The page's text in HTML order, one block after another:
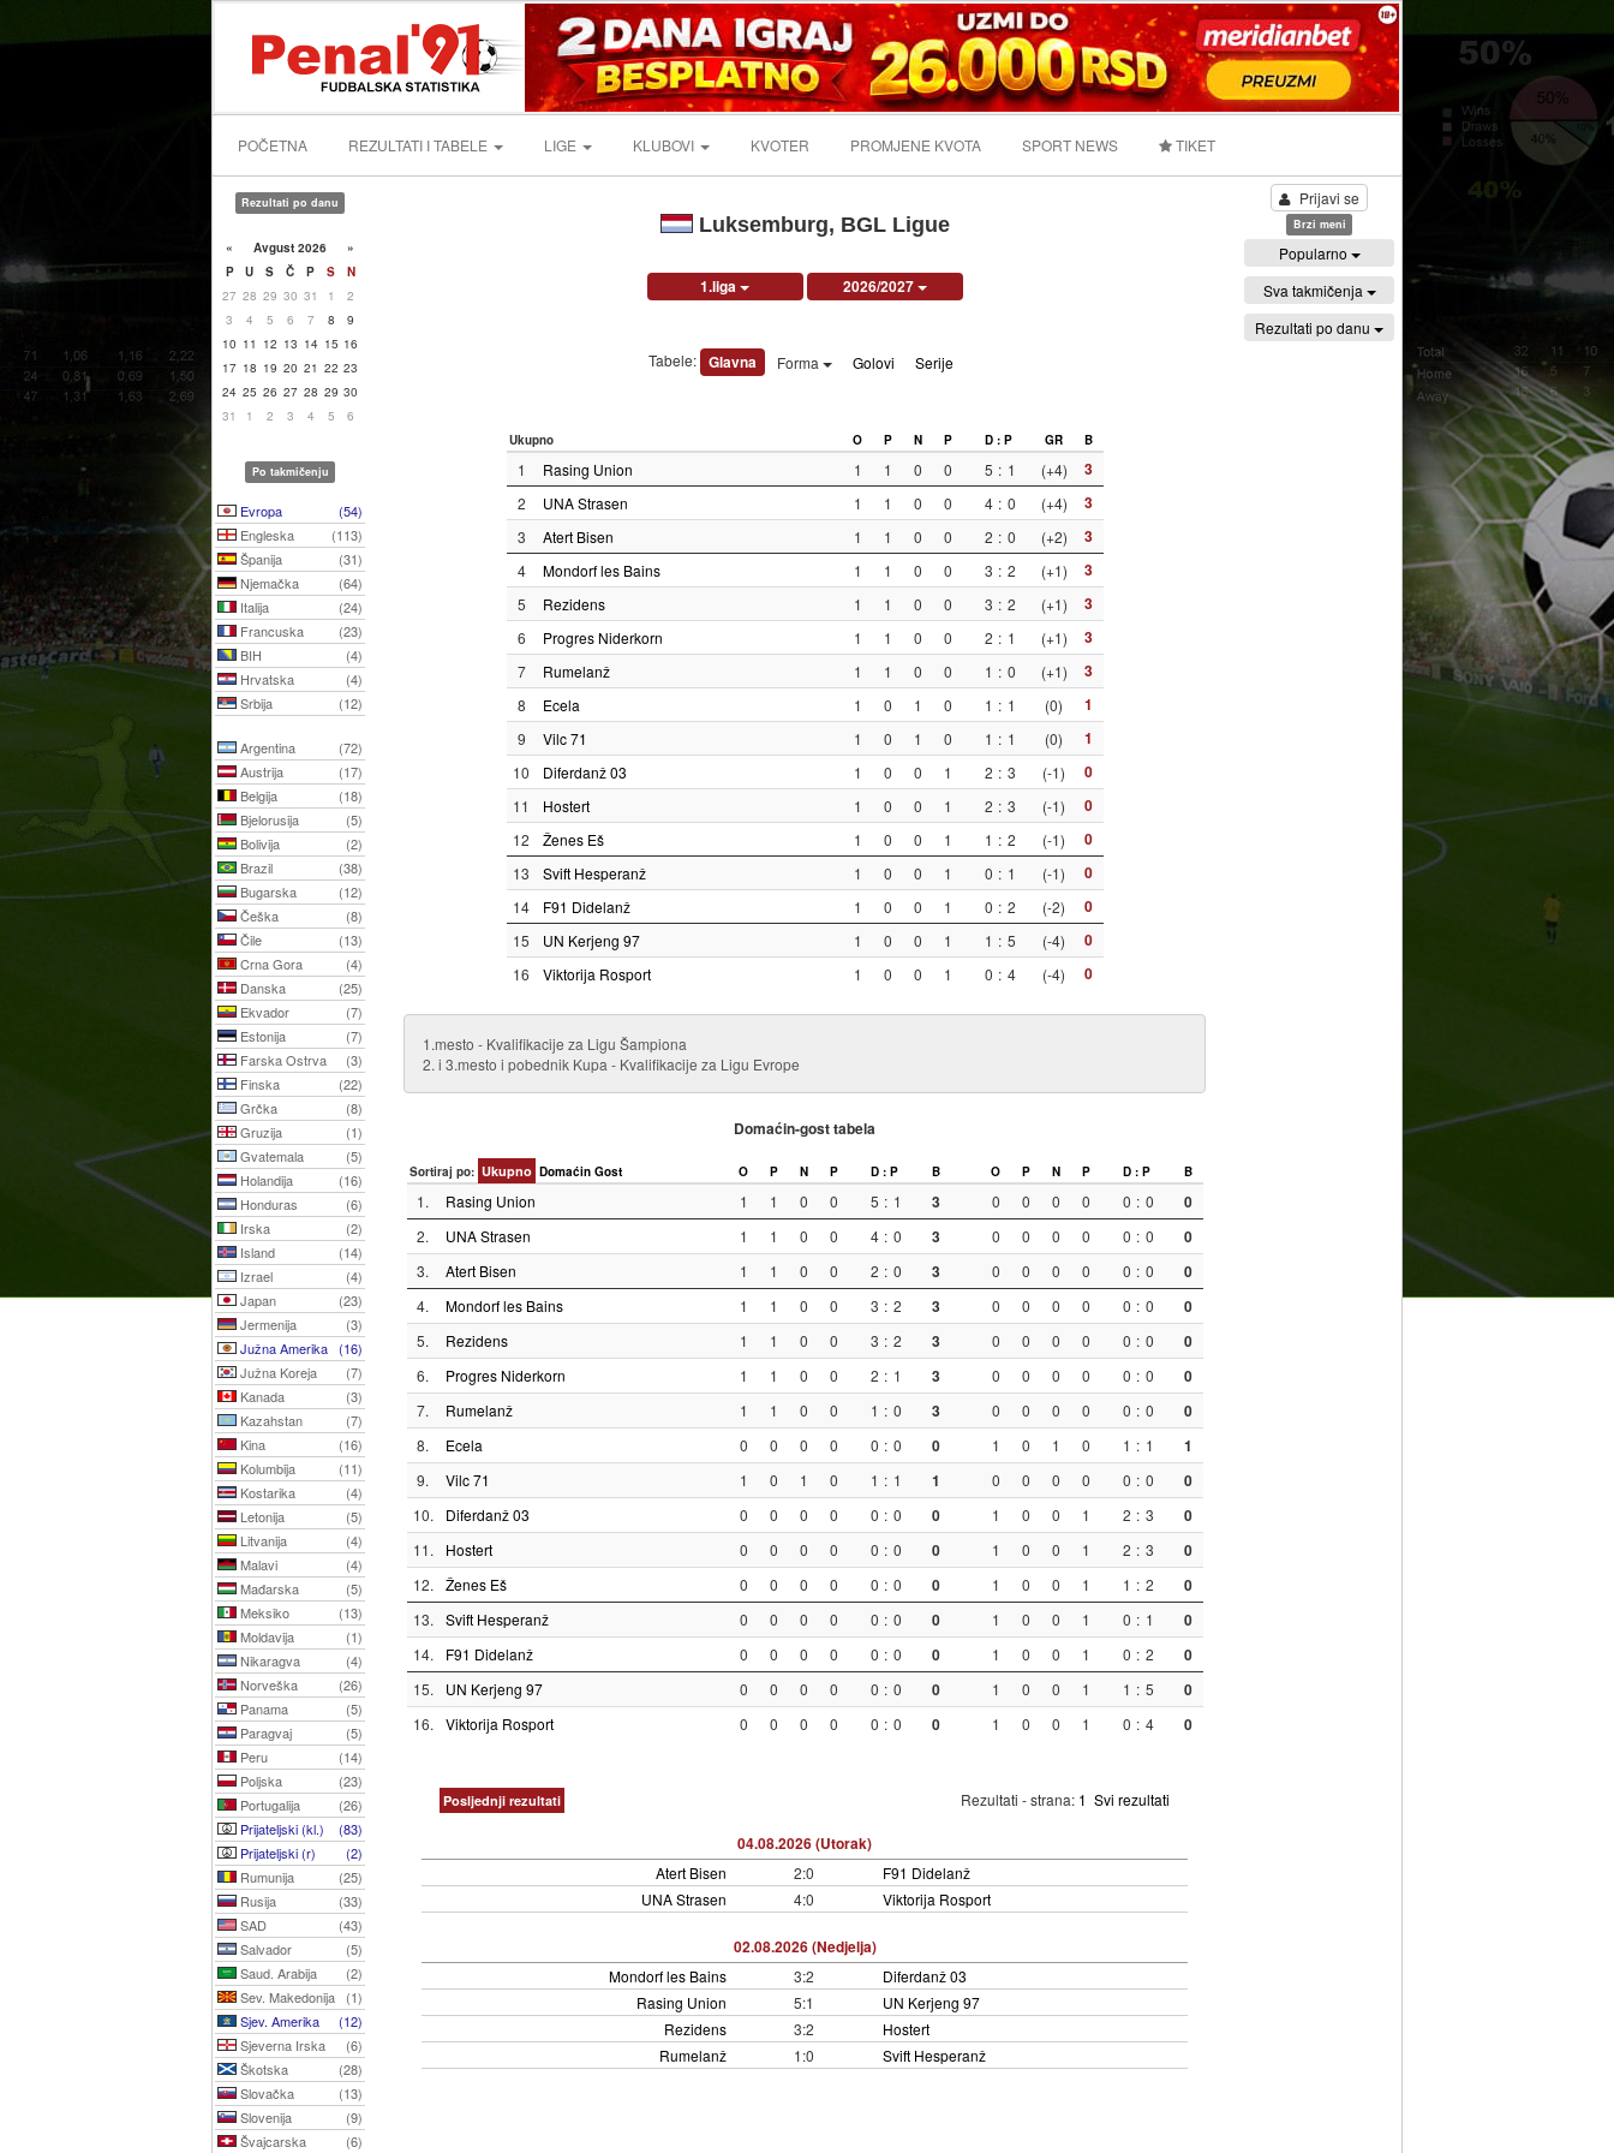
POČETNA REZULTATI I TABELE LIGE KLUBOVI KVOTER PROMJENE KVOTA SPORT NEWS TIKET
Rezultati po danu
« Avgust 2026
»
P
U S Č P S
N
27 28 29 30 31 1
2
3
4 5 6 7 8
9
10 11 12 13 14 15 16
17 18 19 20 21 22 23
24 25 26 27 28 29 30
31
1 2 3 4 5 6
Po takmičenju
Evropa
(54)
Engleska
(113)
Španija
(31)
Njemačka
(64)
Italija
(24)
Francuska
(23)
BIH
(4)
Hrvatska
(4)
Srbija
(12)
Argentina
(72)
Austrija
(17)
Belgija
(18)
Bjelorusija
(5)
Bolivija
(2)
Brazil
(38)
Bugarska
(12)
Češka
(8)
Čile
(13)
Crna Gora
(4)
Danska
(25)
Ekvador
(7)
Estonija
(7)
Farska Ostrva
(3)
Finska
(22)
Grčka
(8)
Gruzija
(1)
Gvatemala
(5)
Holandija
(16)
Honduras
(6)
Irska
(2)
Island
(14)
Izrael
(4)
Japan
(23)
Jermenija
(3)
Južna Amerika (16)
Južna Koreja
(7)
Kanada
(3)
Kazahstan
(7)
Kina
(16)
Kolumbija
(11)
Kostarika
(4)
Letonija
(5)
Litvanija
(4)
Malavi
(4)
Mađarska
(5)
Meksiko
(13)
Moldavija
(1)
Nikaragva
(4)
Norveška
(26)
Panama
(5)
Paragvaj
(5)
Peru
(14)
Poljska
(23)
Portugalija
(26)
Prijateljski (kl.)
(83)
Prijateljski (r)
(2)
Rumunija
(25)
Rusija
(33)
SAD
(43)
Salvador
(5)
Saud. Arabija
(2)
Sev. Makedonija
(1)
Sjev. Amerika
(12)
Sjeverna Irska
(6)
Škotska
(28)
Slovačka
(13)
Slovenija
(9)
Švajcarska
(6)
Luksemburg, BGL Ligue
1.liga 2026/2027
Tabele: Glavna Forma Golovi Serije
Ukupno O P N P D : P GR B
1 Rasing Union 1 1 0 0 5 : 1 (+4) 3
2 UNA Strasen 1 1 0 0 4 : 0 (+4) 3
3 Atert Bisen 1 1 0 0 2 : 0 (+2) 3
4 Mondorf les Bains 1 1 0 0 3 : 2 (+1) 3
5 Rezidens 1 1 0 0 3 : 2 (+1) 3
6 Progres Niderkorn 1 1 0 0 2 : 1 (+1) 3
7 Rumelanž 1 1 0 0 1 : 0 (+1) 3
8 Ecela 1 0 1 0 1 : 1 (0) 1
9 Vilc 71 1 0 1 0 1 : 1 (0) 1
10 Diferdanž 03 1 0 0 1 2 : 3 (-1) 0
11 Hostert 1 0 0 1 2 : 3 (-1) 0
12 Ženes Eš 1 0 0 1 1 : 2 (-1) 0
13 Svift Hesperanž 1 0 0 1 0 : 1 (-1) 0
14 F91 Didelanž 1 0 0 1 0 : 2 (-2) 0
15 UN Kerjeng 97 1 0 0 1 1 : 5 (-4) 0
16 Viktorija Rosport 1 0 0 1 0 : 4 (-4) 0
1.mesto - Kvalifikacije za Ligu Šampiona
2. i 3.mesto i pobednik Kupa - Kvalifikacije za Ligu Evrope
Domaćin-gost tabela
Sortiraj po: Ukupno Domaćin Gost O P N P D : P B O P N P D : P B
1. Rasing Union 1 1 0 0 5 : 1 3 0 0 0 0 0 : 0 0
2. UNA Strasen 1 1 0 0 4 : 0 3 0 0 0 0 0 : 0 0
3. Atert Bisen 1 1 0 0 2 : 0 3 0 0 0 0 0 : 0 0
4. Mondorf les Bains 1 1 0 0 3 : 2 3 0 0 0 0 0 : 0 0
5. Rezidens 1 1 0 0 3 : 2 3 0 0 0 0 0 : 0 0
6. Progres Niderkorn 1 1 0 0 2 : 1 3 0 0 0 0 0 : 0 0
7. Rumelanž 1 1 0 0 1 : 0 3 0 0 0 0 0 : 0 0
8. Ecela 0 0 0 0 0 : 0 0 1 0 1 0 1 : 1 1
9. Vilc 71 1 0 1 0 1 : 1 1 0 0 0 0 0 : 0 0
10. Diferdanž 03 0 0 0 0 0 : 0 0 1 0 0 1 2 : 3 0
11. Hostert 0 0 0 0 0 : 0 0 1 0 0 1 2 : 3 0
12. Ženes Eš 0 0 0 0 0 : 0 0 1 0 0 1 1 : 2 0
13. Svift Hesperanž 0 0 0 0 0 : 0 0 1 0 0 1 0 : 1 0
14. F91 Didelanž 0 0 0 0 0 : 0 0 1 0 0 1 0 : 2 0
15. UN Kerjeng 97 0 0 0 0 0 : 0 0 1 0 0 1 1 : 5 0
16. Viktorija Rosport 0 0 0 0 0 : 0 0 1 0 0 1 0 : 4 0
Posljednji rezultati Rezultati - strana: 1 Svi rezultati
04.08.2026 (Utorak)
Atert Bisen 2:0
F91 Didelanž
UNA Strasen
4:0 Viktorija Rosport
02.08.2026 (Nedjelja)
Mondorf les Bains 3:2
Diferdanž 03
Rasing Union
5:1
UN Kerjeng 97
Rezidens
3:2
Hostert
Rumelanž
1:0 Svift Hesperanž
Prijavi se
Brzi meni
Popularno
Sva takmičenja
Rezultati po danu